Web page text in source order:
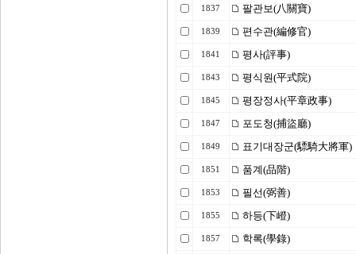
1837 팔관보(八關寶)
1839 편수관(編修官)
1841 평사(評事)
1843 평식원(平式院)
1845 평장정사(平章政事)
1847 포도청(捕盜廳)
1849 표기대장군(驃騎大將軍)
1851 품계(品階)
1853 필선(弼善)
1855 하등(下嶝)
1857 학록(學錄)